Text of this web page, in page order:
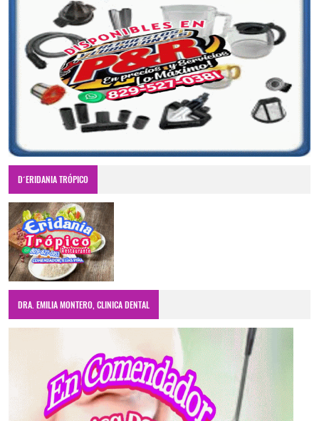
D´ERIDANIA TRÓPICO
DRA. EMILIA MONTERO, CLINICA DENTAL